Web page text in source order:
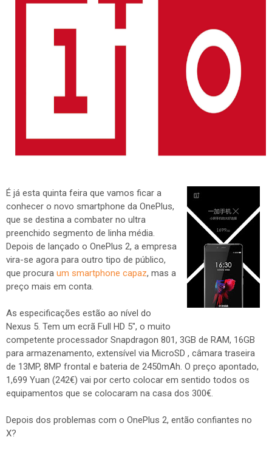
É já esta quinta feira que vamos ficar a
conhecer o novo smartphone da OnePlus,
que se destina a combater no ultra
preenchido segmento de linha média.
Depois de lançado o OnePlus 2, a empresa
vira-se agora para outro tipo de público,
que procura um smartphone capaz, mas a
preço mais em conta.
As especificações estão ao nível do
Nexus 5. Tem um ecrã Full HD 5", o muito
competente processador Snapdragon 801, 3GB de RAM, 16GB
para armazenamento, extensível via MicroSD , câmara traseira
de 13MP, 8MP frontal e bateria de 2450mAh. O preço apontado,
1,699 Yuan (242€) vai por certo colocar em sentido todos os
equipamentos que se colocaram na casa dos 300€.
Depois dos problemas com o OnePlus 2, então confiantes no
X?